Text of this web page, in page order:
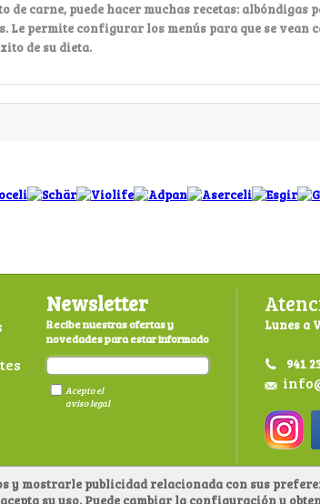
de carne, puede hacer muchas recetas: albóndigas
Le permite configurar los menús para que se vean
de su dieta.
Newsletter
Recibe nuestras ofertas y
novedades para estar informado
Acepto el
aviso legal
Lunes a
941
mostrarle publicidad relacionada con sus
su uso. Puede cambiar la configuración u